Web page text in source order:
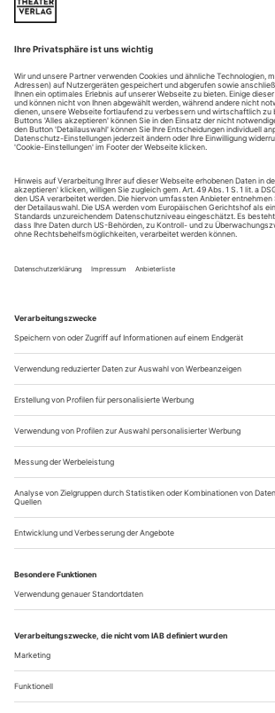
Es regnet Funken aus geöffneten
umkreisen die angewinkelten Beine einer
aus Knien und Ellbogen
Körper der Frau an einen
erinnert. Einmal fahren
Hintergrundprospekt, vor dem das Modell...
Kristina Paulin, Raimondo Rebeck,
«Leuchtfeuer»
Karlsruhe
Das klassische Handlungsballett ist als
Hauschoreografin und stellvertrende
Karlsruhe schon mal mit einer
Tanzversion von Franz Kafkas «Das
narrativen Fäden trotz zeitgenössischen
beisammenhält.
Also: K....
Marcos Morau, Nadav Zelner «Lucid
Ludwigsburg
Auch bei «Folkå» bleibt Marcos
Erdgebunden wirkt das Stück,
Erfolgschoreograf vor vier Jahren mit
Tänzerinnen von NDT 2 entwickelt hat:
das ebenso gut in den nordischen
Balkan verortet werden könnte. Bulgarisch
die Frauenstimmen, gelegentlich
Über uns Kontakt Kritikerumfrage